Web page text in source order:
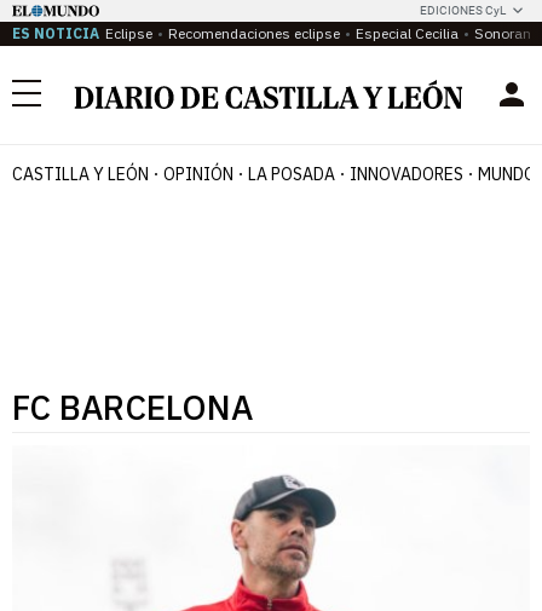
EDICIONES CyL
ES NOTICIA Eclipse Recomendaciones eclipse Especial Cecilia
Menú
CASTILLA Y LEÓN OPINIÓN LA POSADA INNOVADORES MUNDO
FC BARCELONA